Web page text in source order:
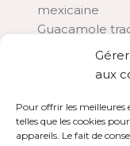
aux
Pour offrir les meilleures
telles que les cookies
appareils. Le fait de
mexicaine
Guacamole
mexicaine
Guacamole
Aubergines à
traditionnelle